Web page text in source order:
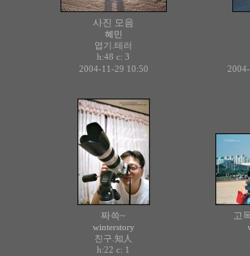
사진 모음
혜민
엽기.테러
h:48 c: 3
2004-11-29 10:50
짜쓱~
winterstory
친구.知人
h:22 c: 1
고